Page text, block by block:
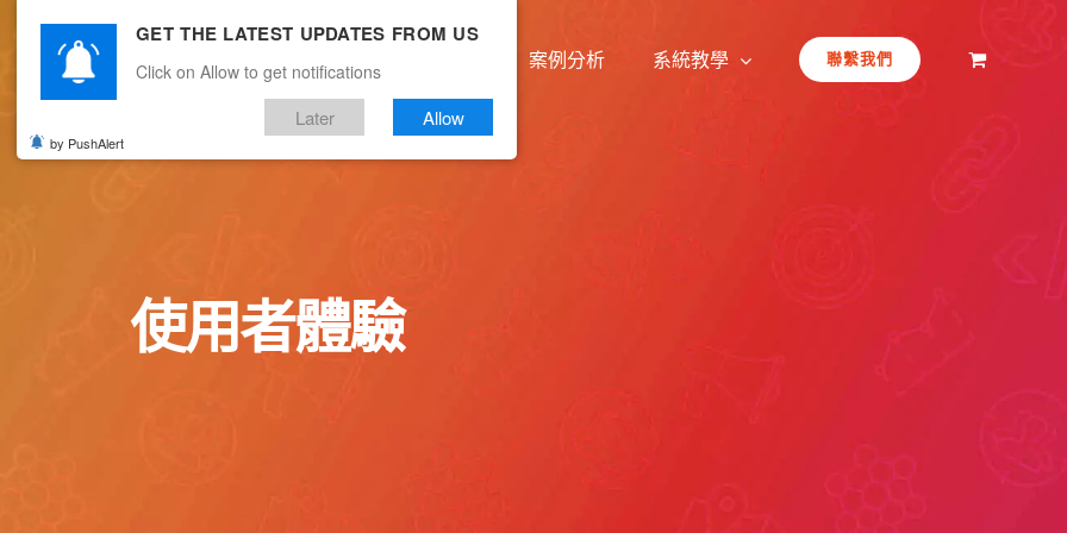
主頁 關於我們 案例分析 系統教學 聯繫我們
使用者體驗
GET THE LATEST UPDATES FROM US
Click on Allow to get notifications
Later Allow
by PushAlert